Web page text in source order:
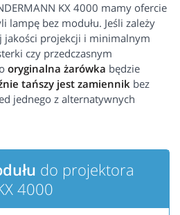
KX 4000 mamy ofercie
lampę bez modułu. Jeśli zależy
jakości projekcji i minimalnym
czy przedczasnym
oryginalna żarówka będzie
tańszy jest zamiennik bez
jednego z alternatywnych
do projektora
4000